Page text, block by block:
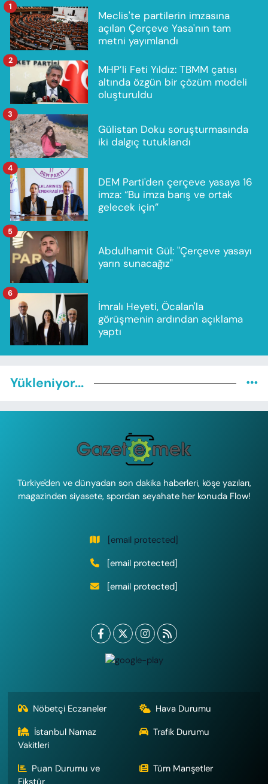
Meclis'te partilerin imzasına
açılan Çerçeve Yasa'nın tam
metni yayımlandı
1
MHP’li Feti Yıldız: TBMM çatısı
altında özgün bir çözüm modeli
oluşturuldu
2
Gülistan Doku soruşturmasında
iki dalgıç tutuklandı
3
DEM Parti'den çerçeve yasaya 16
imza: “Bu imza barış ve ortak
gelecek için”
4
Abdulhamit Gül: "Çerçeve yasayı
yarın sunacağız"
5
İmralı Heyeti, Öcalan'la
görüşmenin ardından açıklama
yaptı
6
Yükleniyor...
Türkiye'den ve dünyadan son dakika haberleri, köşe yazıları,
magazinden siyasete, spordan seyahate her konuda Flow!
[email protected]
[email protected]
[email protected]
Nöbetçi Eczaneler
Hava Durumu
İstanbul Namaz
Vakitleri
Trafik Durumu
Puan Durumu ve
Fikstür
Tüm Manşetler